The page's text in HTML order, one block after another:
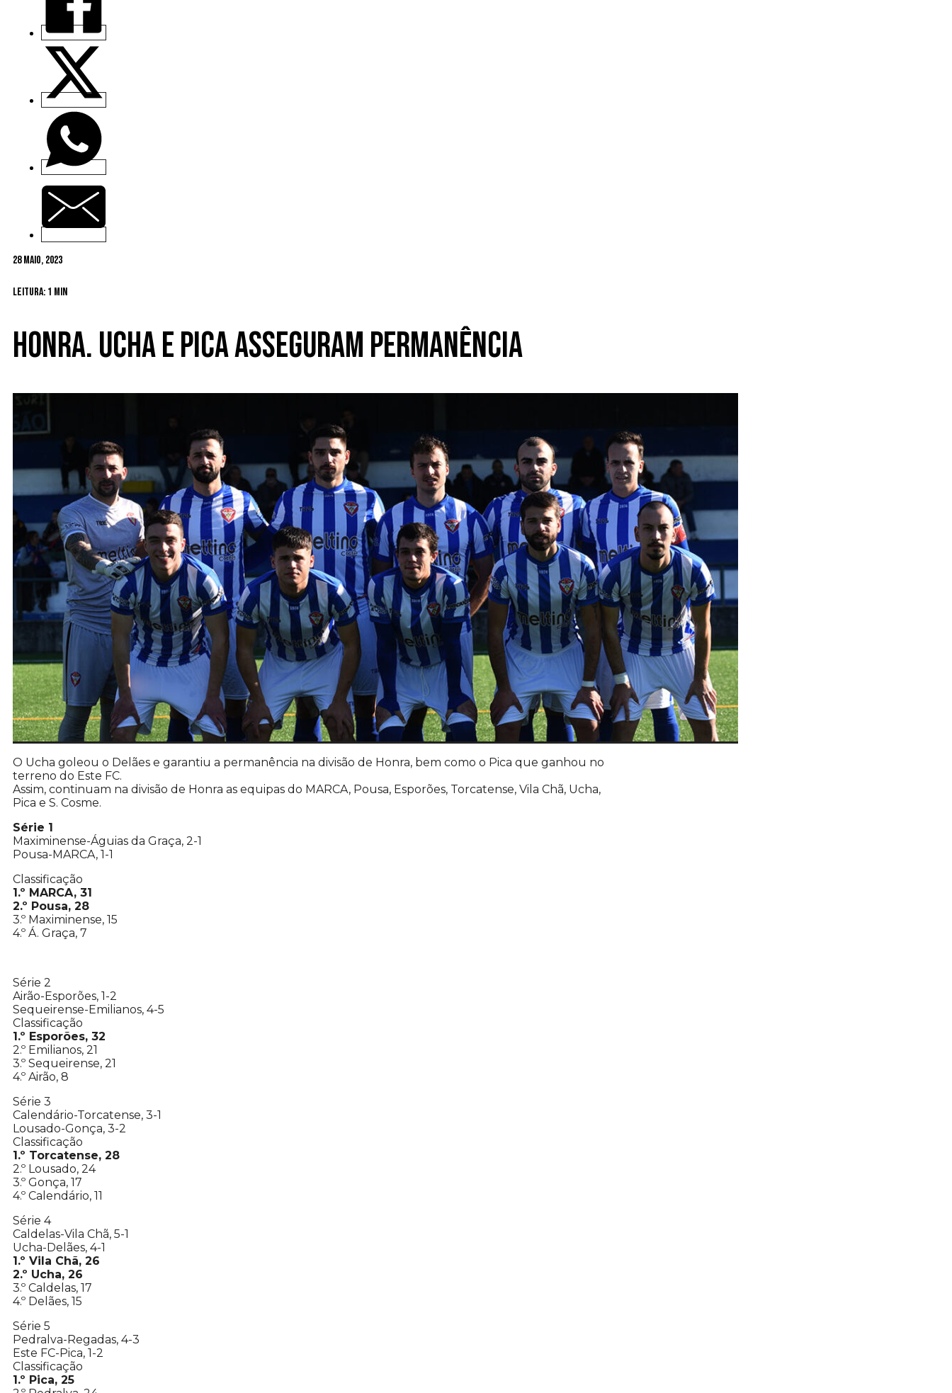
28 Maio, 2023
Leitura: 1 min
Honra. Ucha e Pica asseguram permanência
O Ucha goleou o Delães e garantiu a permanência na divisão de Honra, bem como o Pica que ganhou no
terreno do Este FC.
Assim, continuam na divisão de Honra as equipas do MARCA, Pousa, Esporões, Torcatense, Vila Chã, Ucha,
Pica e S. Cosme.
Série 1
Maximinense-Águias da Graça, 2-1
Pousa-MARCA, 1-1
Classificação
1.º MARCA, 31
2.º Pousa, 28
3.º Maximinense, 15
4.º Á. Graça, 7
Série 2
Airão-Esporões, 1-2
Sequeirense-Emilianos, 4-5
Classificação
1.º Esporões, 32
2.º Emilianos, 21
3.º Sequeirense, 21
4.º Airão, 8
Série 3
Calendário-Torcatense, 3-1
Lousado-Gonça, 3-2
Classificação
1.º Torcatense, 28
2.º Lousado, 24
3.º Gonça, 17
4.º Calendário, 11
Série 4
Caldelas-Vila Chã, 5-1
Ucha-Delães, 4-1
1.º Vila Chã, 26
2.º Ucha, 26
3.º Caldelas, 17
4.º Delães, 15
Série 5
Pedralva-Regadas, 4-3
Este FC-Pica, 1-2
Classificação
1.º Pica, 25